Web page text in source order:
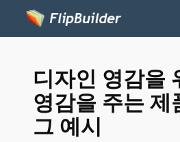
디자인 영감을
영감을 주는 제
그 예시